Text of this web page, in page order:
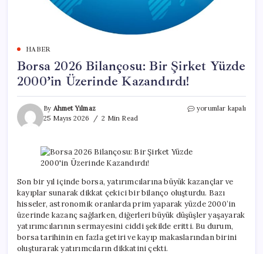
HABER
Borsa 2026 Bilançosu: Bir Şirket Yüzde
2000’in Üzerinde Kazandırdı!
By Ahmet Yılmaz
25 Mayıs 2026
2 Min Read
Borsa
Üzerinde
Kazandırdı!
için
yorumlar kapalı
Son bir yıl içinde borsa, yatırımcılarına büyük kazançlar ve
kayıplar sunarak dikkat çekici bir bilanço oluşturdu. Bazı
hisseler, astronomik oranlarda prim yaparak yüzde 2000’in
üzerinde kazanç sağlarken, diğerleri büyük düşüşler yaşayarak
yatırımcılarının sermayesini ciddi şekilde eritti. Bu durum,
borsa tarihinin en fazla getiri ve kayıp makaslarından birini
oluşturarak yatırımcıların dikkatini çekti.